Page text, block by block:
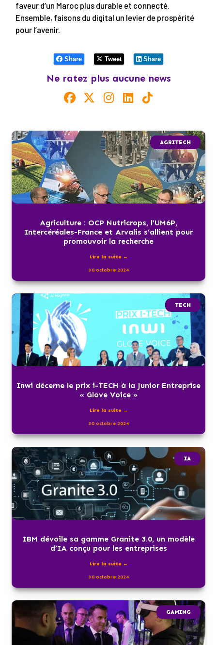
faveur d’un Maroc plus durable et connecté.
Ensemble, faisons du digital un levier de prospérité
pour l’avenir.
Share Tweet Share
Ne ratez plus aucune news
AGRITECH
Agriculture : OCP Nutricrops, l’UM6P,
Intercéréales-France et Arvalis s’allient pour
promouvoir la recherche
Lire la suite →
30 octobre 2024
TECH
Inwi décerne le prix i-TECH à la Junior Entreprise
« Glove Voice »
Lire la suite →
30 octobre 2024
IA
IBM dévoile sa gamme Granite 3.0, un modèle
d’IA conçu pour les entreprises
Lire la suite →
30 octobre 2024
GAMING